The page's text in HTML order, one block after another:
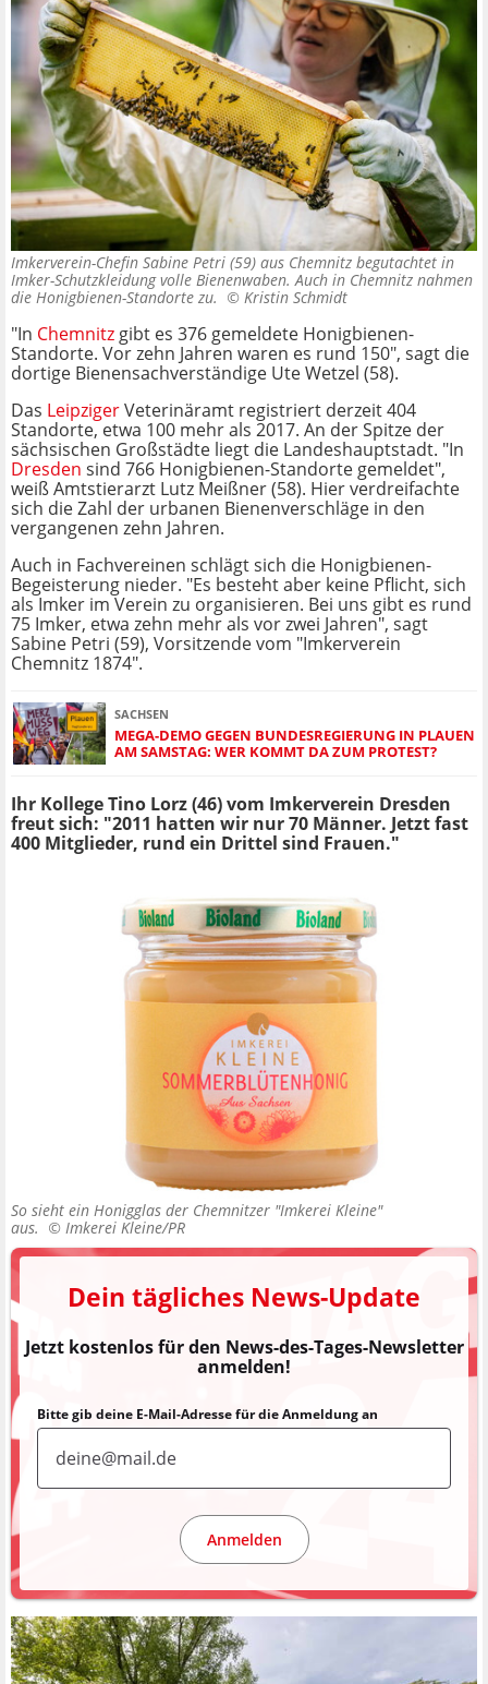
Imkerverein-Chefin Sabine Petri (59) aus Chemnitz begutachtet in
Imker-Schutzkleidung volle Bienenwaben. Auch in Chemnitz nahmen
die Honigbienen-Standorte zu. © Kristin Schmidt
"In Chemnitz gibt es 376 gemeldete Honigbienen-
Standorte. Vor zehn Jahren waren es rund 150", sagt die
dortige Bienensachverständige Ute Wetzel (58).
Das LeipzigerVeterinäramt registriert derzeit 404
Standorte, etwa 100 mehr als 2017. An der Spitze der
sächsischen Großstädte liegt die Landeshauptstadt. "In
Dresden sind 766 Honigbienen-Standorte gemeldet",
weiß Amtstierarzt Lutz Meißner (58). Hier verdreifachte
sich die Zahl der urbanen Bienenverschläge in den
vergangenen zehn Jahren.
Auch in Fachvereinen schlägt sich die Honigbienen-
Begeisterung nieder. "Es besteht aber keine Pflicht, sich
als Imker im Verein zu organisieren. Bei uns gibt es rund
75 Imker, etwa zehn mehr als vor zwei Jahren", sagt
Sabine Petri (59), Vorsitzende vom "Imkerverein
Chemnitz 1874".
SACHSEN
MEGA-DEMO GEGEN BUNDESREGIERUNG IN PLAUEN
AM SAMSTAG: WER KOMMT DA ZUM PROTEST?
Ihr Kollege Tino Lorz (46) vom Imkerverein Dresden
freut sich: "2011 hatten wir nur 70 Männer. Jetzt fast
400 Mitglieder, rund ein Drittel sind Frauen."
So sieht ein Honigglas der Chemnitzer "Imkerei Kleine"
aus. © Imkerei Kleine/PR
Dein tägliches News-Update
Jetzt kostenlos für den News-des-Tages-Newsletter
anmelden!
Bitte gib deine E-Mail-Adresse für die Anmeldung an
Anmelden